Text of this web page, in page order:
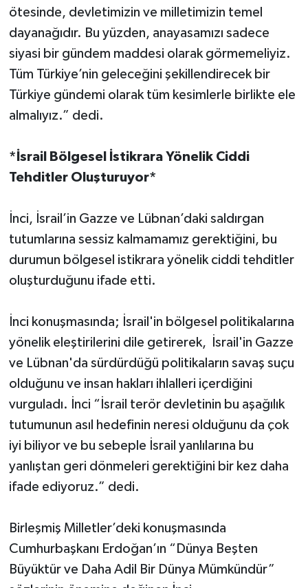
ötesinde, devletimizin ve milletimizin temel
dayanağıdır. Bu yüzden, anayasamızı sadece
siyasi bir gündem maddesi olarak görmemeliyiz.
Tüm Türkiye’nin geleceğini şekillendirecek bir
Türkiye gündemi olarak tüm kesimlerle birlikte ele
almalıyız.” dedi.
*İsrail Bölgesel İstikrara Yönelik Ciddi
Tehditler Oluşturuyor*
İnci, İsrail’in Gazze ve Lübnan’daki saldırgan
tutumlarına sessiz kalmamamız gerektiğini, bu
durumun bölgesel istikrara yönelik ciddi tehditler
oluşturduğunu ifade etti.
İnci konuşmasında; İsrail'in bölgesel politikalarına
yönelik eleştirilerini dile getirerek, İsrail'in Gazze
ve Lübnan'da sürdürdüğü politikaların savaş suçu
olduğunu ve insan hakları ihlalleri içerdiğini
vurguladı. İnci “İsrail terör devletinin bu aşağılık
tutumunun asıl hedefinin neresi olduğunu da çok
iyi biliyor ve bu sebeple İsrail yanlılarına bu
yanlıştan geri dönmeleri gerektiğini bir kez daha
ifade ediyoruz.” dedi.
Birleşmiş Milletler’deki konuşmasında
Cumhurbaşkanı Erdoğan’ın “Dünya Beşten
Büyüktür ve Daha Adil Bir Dünya Mümkündür”